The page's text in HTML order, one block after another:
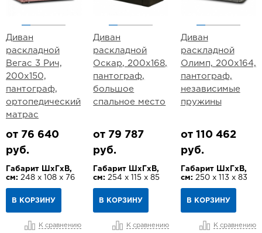
Диван
раскладной
Вегас 3 Рич,
200х150,
пантограф,
ортопедический
матрас
от 76 640
руб.
Габарит ШхГхВ,
см: 248 х 108 х 76
В КОРЗИНУ
К сравнению
Диван
раскладной
Оскар, 200х168,
пантограф,
большое
спальное место
от 79 787
руб.
Габарит ШхГхВ,
см: 254 х 115 х 85
В КОРЗИНУ
К сравнению
Диван
раскладной
Олимп, 200х164,
пантограф,
независимые
пружины
от 110 462
руб.
Габарит ШхГхВ,
см: 250 х 113 х 83
В КОРЗИНУ
К сравнению